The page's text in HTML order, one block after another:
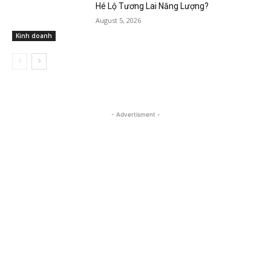
Kinh doanh
Hé Lộ Tương Lai Năng Lượng?
August 5, 2026
- Advertisment -